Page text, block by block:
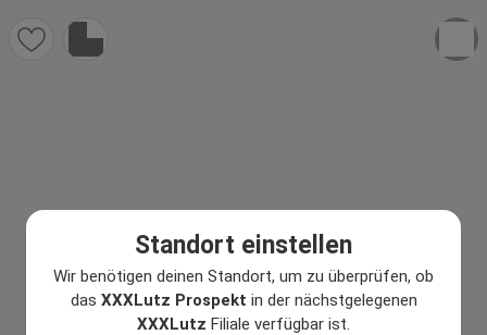
Standort einstellen
Wir benötigen deinen Standort, um zu überprüfen, ob
das XXXLutz Prospekt in der nächstgelegenen
XXXLutz Filiale verfügbar ist.